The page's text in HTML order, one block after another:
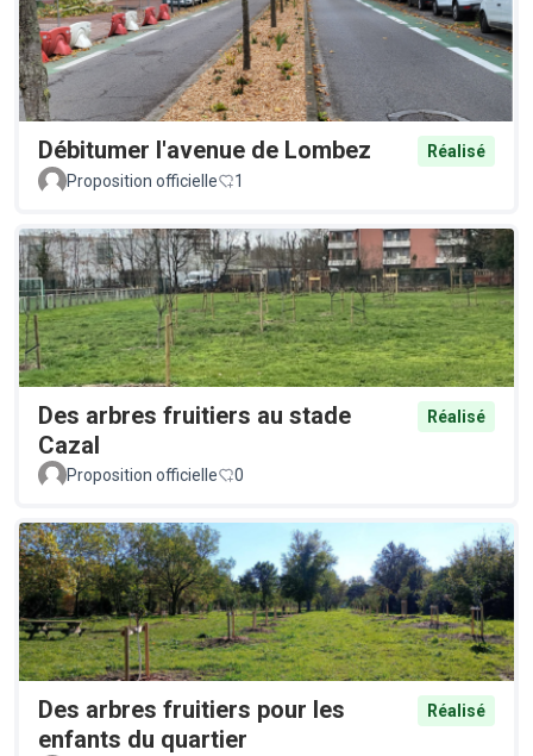
Débitumer l'avenue de Lombez
Réalisé
Proposition officielle
1
Des arbres fruitiers au stade
Cazal
Réalisé
Proposition officielle 0
Des arbres fruitiers pour les
enfants du quartier
Réalisé